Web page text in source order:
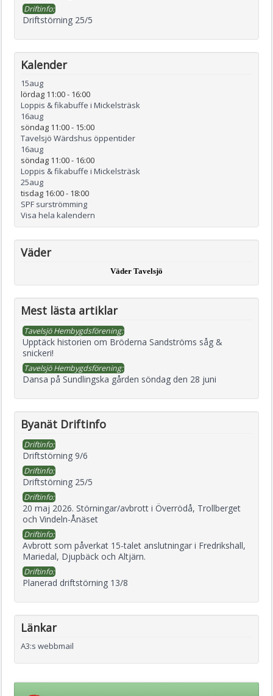
Driftinfo:
Driftstörning 25/5
Kalender
15aug
lördag 11:00- 16:00
Loppis & fikabuffe i Mickelsträsk
16aug
söndag 11:00- 15:00
Tavelsjö Wärdshus öppentider
16aug
söndag 11:00- 16:00
Loppis & fikabuffe i Mickelsträsk
25aug
tisdag 16:00- 18:00
SPF surströmming
Visa hela kalendern
Väder
Väder Tavelsjö
Mest lästa artiklar
Tavelsjö Hembygdsförening:
Upptäck historien om Bröderna Sandströms såg &
snickeri!
Tavelsjö Hembygdsförening:
Dansa på Sundlingska gården söndag den 28 juni
Byanät Driftinfo
Driftinfo:
Driftstörning 9/6
Driftinfo:
Driftstörning 25/5
Driftinfo:
20 maj 2026. Störningar/avbrott i Överrödå, Trollberget
och Vindeln-Ånäset
Driftinfo:
Avbrott som påverkat 15-talet anslutningar i Fredrikshall,
Mariedal, Djupbäck och Altjärn.
Driftinfo:
Planerad driftstörning 13/8
Länkar
A3:s webbmail